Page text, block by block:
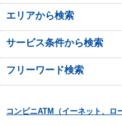
エリアから検索
サービス条件から検索
フリーワード検索
コンビニATM（イーネット、ロ